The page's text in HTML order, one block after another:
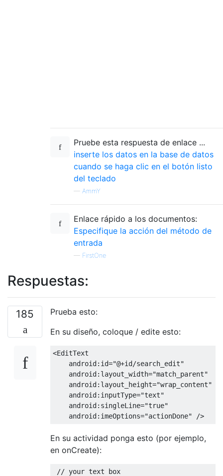
Pruebe esta respuesta de enlace ...
inserte los datos en la base de datos
cuando se haga clic en el botón listo
del teclado
— AmmY
Enlace rápido a los documentos:
Especifique la acción del método de
entrada
— FirstOne
Respuestas:
185
Prueba esto:
En su diseño, coloque / edite esto:
<EditText
android:id="@+id/search_edit"
android:layout_width="match_parent"
android:layout_height="wrap_content"
android:inputType="text"
android:singleLine="true"
android:imeOptions="actionDone" />
En su actividad ponga esto (por ejemplo,
en onCreate):
// your text box